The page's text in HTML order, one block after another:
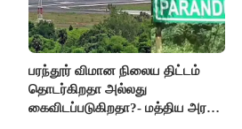
பரந்தூர் விமான நிலைய திட்டம்
தொடர்கிறதா அல்லது
கைவிடப்படுகிறதா?- மத்திய அரசு